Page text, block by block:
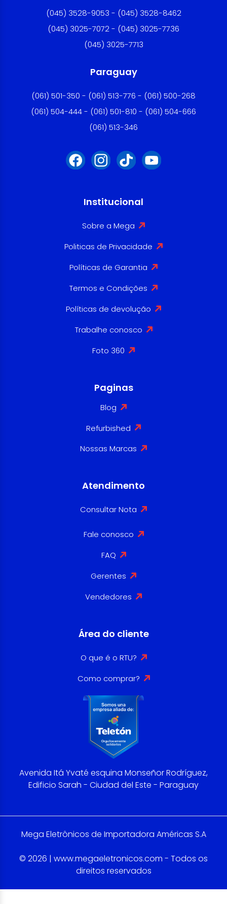
(045) 3528-9053 - (045) 3528-8462
(045) 3025-7072 - (045) 3025-7736
(045) 3025-7713
Paraguay
(061) 501-350 - (061) 513-776 - (061) 500-268
(061) 504-444 - (061) 501-810 - (061) 504-666
(061) 513-346
Institucional
Sobre a Mega
Politicas de Privacidade
Políticas de Garantia
Termos e Condições
Políticas de devolução
Trabalhe conosco
Foto 360
Paginas
Blog
Refurbished
Nossas Marcas
Atendimento
Consultar Nota
Fale conosco
FAQ
Gerentes
Vendedores
Área do cliente
O que é o RTU?
Como comprar?
Avenida Itá Yvaté esquina Monseñor Rodríguez,
Edificio Sarah - Ciudad del Este - Paraguay
Mega Eletrônicos de Importadora Américas S.A
© 2026 | www.megaeletronicos.com - Todos os
direitos reservados